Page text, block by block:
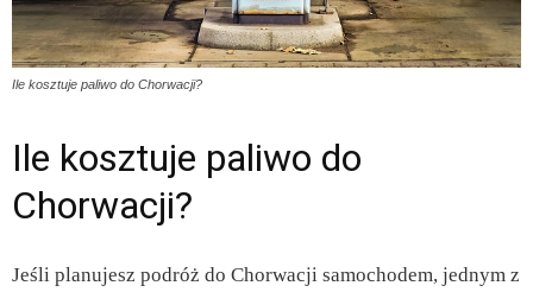
Ile kosztuje paliwo do Chorwacji?
Ile kosztuje paliwo do
Chorwacji?
Jeśli planujesz podróż do Chorwacji samochodem, jednym z